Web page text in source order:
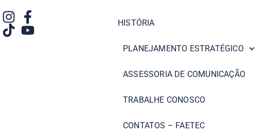
HISTÓRIA
PLANEJAMENTO ESTRATÉGICO
ASSESSORIA DE COMUNICAÇÃO
TRABALHE CONOSCO
CONTATOS – FAETEC